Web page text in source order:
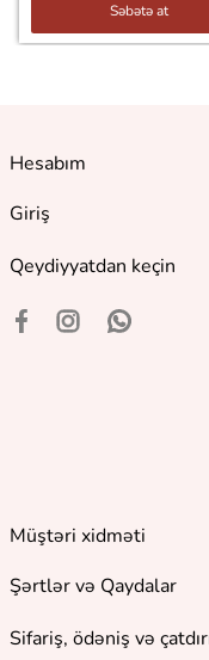
Səbətə at
Hesabım
Giriş
Qeydiyyatdan keçin
Müştəri xidməti
Şərtlər və Qaydalar
Sifariş, ödəniş və